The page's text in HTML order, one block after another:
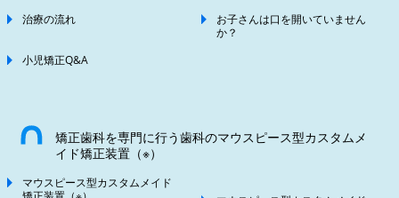
治療の流れ
お子さんは口を開いていません
か？
小児矯正Q&A
矯正歯科を専門に行う歯科のマウスピース型カスタムメ
イド矯正装置（※）
マウスピース型カスタムメイド